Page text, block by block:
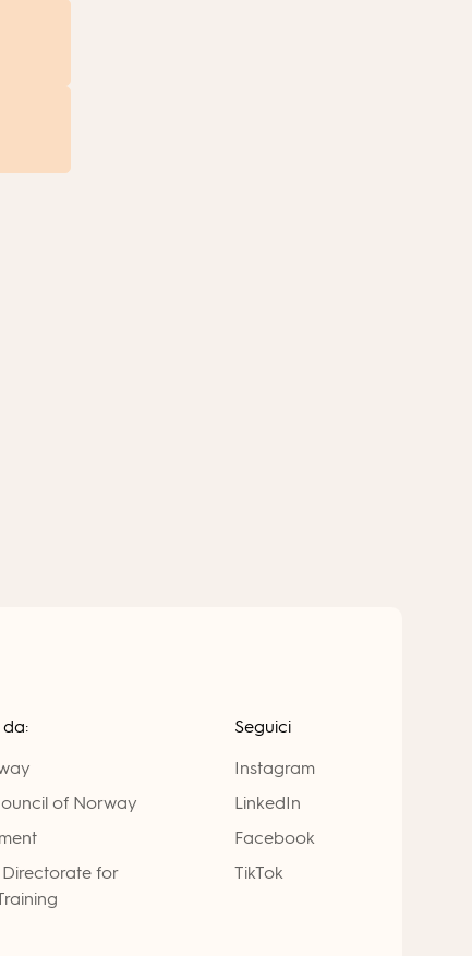
da:
of Norway
for
Seguici
Instagram
LinkedIn
Facebook
TikTok